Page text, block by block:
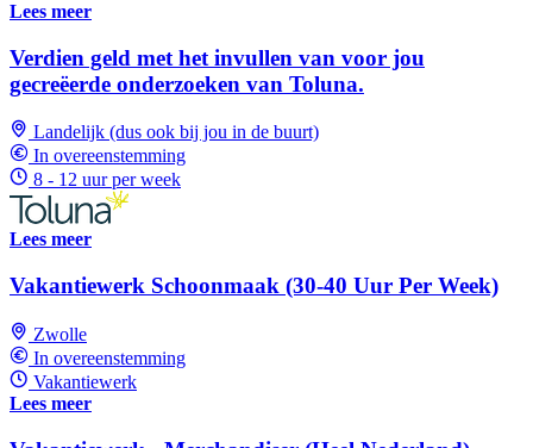
Lees meer
Verdien geld met het invullen van voor jou
gecreëerde onderzoeken van Toluna.
Landelijk (dus ook bij jou in de buurt)
In overeenstemming
8 - 12 uur per week
Lees meer
Vakantiewerk Schoonmaak (30-40 Uur Per Week)
Zwolle
In overeenstemming
Vakantiewerk
Lees meer